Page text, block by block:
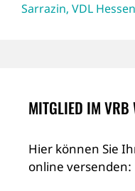
Sarrazin, VDL Hessen
MITGLIED IM VRB
Hier können Sie
online versenden: